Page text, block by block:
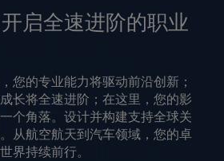
启全速进阶的职业
您的专业能力将驱动前沿创新；
长将全速进阶；在这里，您的影
个角落。设计并构建支持全球关
从航空航天到汽车领域，您的卓
界持续前行。